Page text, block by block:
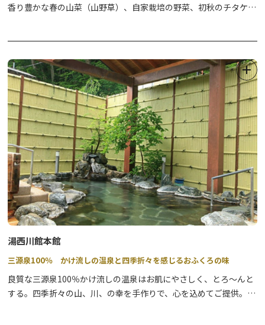
香り豊かな春の山菜（山野草）、自家栽培の野菜、初秋のチタケ・
湯西川館本館
三源泉100％ かけ流しの温泉と四季折々を感じるおふくろの味
良質な三源泉100％かけ流しの温泉はお肌にやさしく、とろ～んと
する。四季折々の山、川、の幸を手作りで、心を込めてご提供。名